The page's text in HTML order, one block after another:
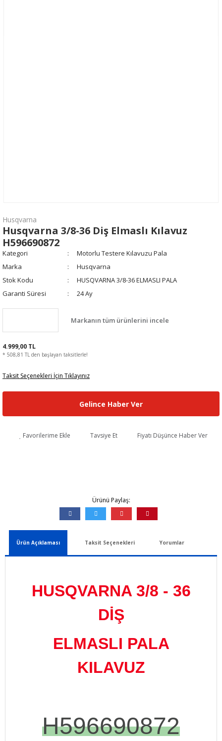
Husqvarna
Husqvarna 3/8-36 Diş Elmaslı Kılavuz
H596690872
Kategori
Motorlu Testere Kılavuzu Pala
Marka
Husqvarna
Stok Kodu
HUSQVARNA 3/8-36 ELMASLI PALA
Garanti Süresi
24 Ay
Markanın tüm ürünlerini incele
4.999,00 TL
* 508,81 TL den başlayan taksitlerle!
Taksit Seçenekleri İçin Tıklayınız
Gelince Haber Ver
Favorilerime Ekle Tavsiye Et Fiyatı Düşünce Haber Ver
Ürünü Paylaş:
Ürün Açıklaması Taksit Seçenekleri Yorumlar
HUSQVARNA 3/8 - 36
DİŞ
ELMASLI PALA
KILAVUZ
H596690872